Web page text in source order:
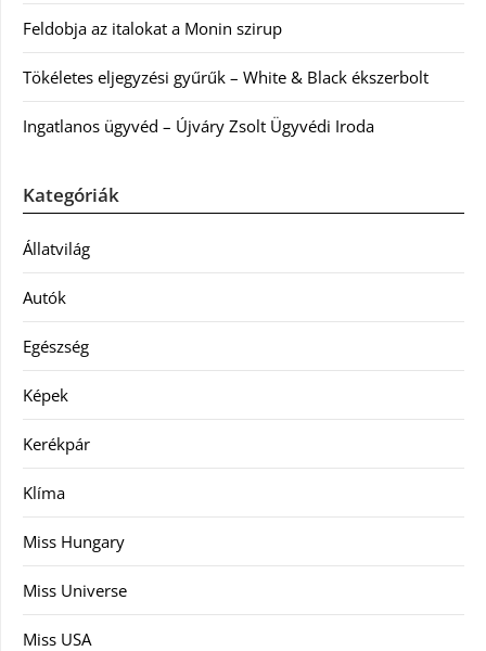
Feldobja az italokat a Monin szirup
Tökéletes eljegyzési gyűrűk – White & Black ékszerbolt
Ingatlanos ügyvéd – Újváry Zsolt Ügyvédi Iroda
Kategóriák
Állatvilág
Autók
Egészség
Képek
Kerékpár
Klíma
Miss Hungary
Miss Universe
Miss USA